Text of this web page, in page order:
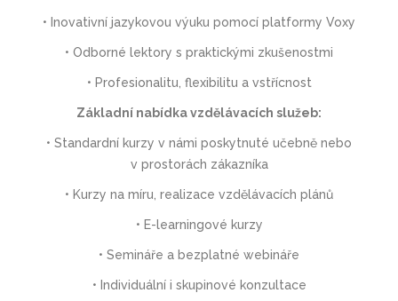
• Inovativní jazykovou výuku pomocí platformy Voxy
• Odborné lektory s praktickými zkušenostmi
• Profesionalitu, flexibilitu a vstřícnost
Základní nabídka vzdělávacích služeb:
• Standardní kurzy v námi poskytnuté učebně nebo
v prostorách zákazníka
• Kurzy na míru, realizace vzdělávacích plánů
• E-learningové kurzy
• Semináře a bezplatné webináře
• Individuální i skupinové konzultace